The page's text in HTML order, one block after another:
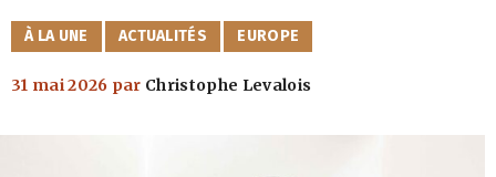
CATÉGORIES
À LA UNE ACTUALITÉS EUROPE
31 mai 2026 par Christophe Levalois